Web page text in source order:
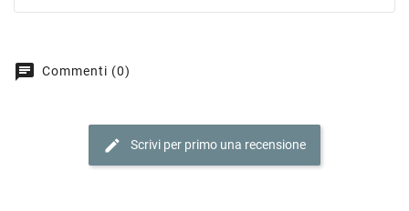
chat Commenti (0)
edit Scrivi per primo una recensione